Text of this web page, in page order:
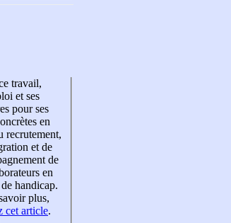
travail,
et ses
pour ses
en
recrutement,
et de
de
en
handicap.
plus,
cet article.